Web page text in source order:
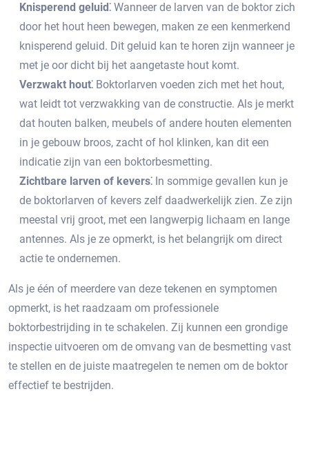
Knisperend geluid⁚ Wanneer de larven van de boktor zich
door het hout heen bewegen, maken ze een kenmerkend
knisperend geluid.​ Dit geluid kan te horen zijn wanneer je
met je oor dicht bij het aangetaste hout komt.​
Verzwakt hout⁚ Boktorlarven voeden zich met het hout,
wat leidt tot verzwakking van de constructie.​ Als je merkt
dat houten balken, meubels of andere houten elementen
in je gebouw broos, zacht of hol klinken, kan dit een
indicatie zijn van een boktorbesmetting.
Zichtbare larven of kevers⁚ In sommige gevallen kun je
de boktorlarven of kevers zelf daadwerkelijk zien. Ze zijn
meestal vrij groot, met een langwerpig lichaam en lange
antennes.​ Als je ze opmerkt, is het belangrijk om direct
actie te ondernemen.​
Als je één of meerdere van deze tekenen en symptomen
opmerkt, is het raadzaam om professionele
boktorbestrijding in te schakelen.​ Zij kunnen een grondige
inspectie uitvoeren om de omvang van de besmetting vast
te stellen en de juiste maatregelen te nemen om de boktor
effectief te bestrijden.​